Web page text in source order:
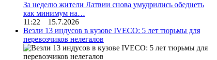
За неделю жители Латвии снова умудрились обеднеть
как минимум на…
11:22 15.7.2026
Везли 13 индусов в кузове IVECO: 5 лет тюрьмы для
перевозчиков нелегалов